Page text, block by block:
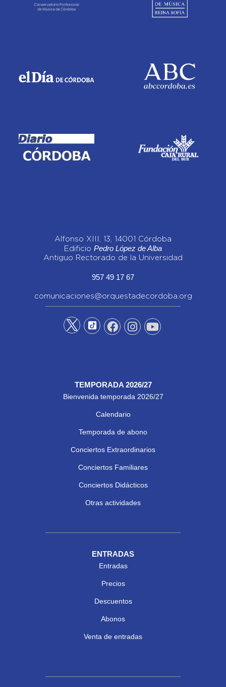
Alfonso XIII, 13, 14001 Córdoba
Edificio Pedro López de Alba
Antiguo Rectorado de la Universidad
957 49 17 67
comunicaciones@orquestadecordoba.org
TEMPORADA 2026/27
Bienvenida temporada 2026/27
Calendario
Temporada de abono
Conciertos Extraordinarios
Conciertos Familiares
Conciertos Didácticos
Otras actividades
ENTRADAS
Entradas
Precios
Descuentos
Abonos
Venta de entradas